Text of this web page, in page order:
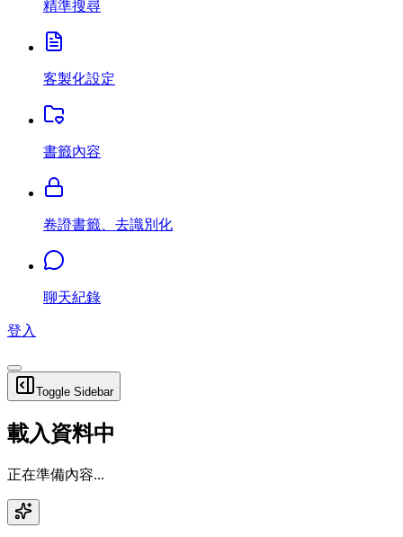
精準搜尋
客製化設定
書籤內容
卷證書籤、去識別化
聊天紀錄
登入
Toggle Sidebar
載入資料中
正在準備內容...